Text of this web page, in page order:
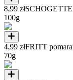
8,99 zł
100g
4,99 złFRITT
70g